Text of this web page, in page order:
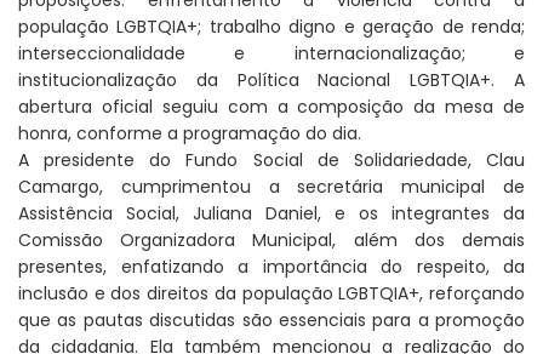
população LGBTQIA+; trabalho digno e geração de renda;
interseccionalidade e internacionalização; e
institucionalização da Política Nacional LGBTQIA+. A
abertura oficial seguiu com a composição da mesa de
honra, conforme a programação do dia.
A presidente do Fundo Social de Solidariedade, Clau
Camargo, cumprimentou a secretária municipal de
Assistência Social, Juliana Daniel, e os integrantes da
Comissão Organizadora Municipal, além dos demais
presentes, enfatizando a importância do respeito, da
inclusão e dos direitos da população LGBTQIA+, reforçando
que as pautas discutidas são essenciais para a promoção
da cidadania. Ela também mencionou a realização do